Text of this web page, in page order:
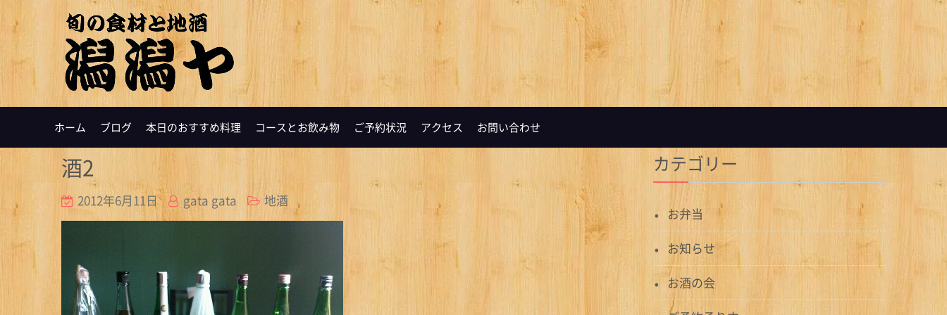
ホーム ブログ 本日のおすすめ料理 コースとお飲み物 ご予約状況 アクセス お問い合わせ
酒2
2012年6月11日 gata gata 地酒
カテゴリー
お弁当
お知らせ
お酒の会